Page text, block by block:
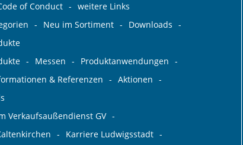
of Conduct
weitere Links
Neu im Sortiment
Downloads
Messen
Produktanwendungen
& Referenzen
Aktionen
Verkaufsaußendienst GV
Karriere Ludwigsstadt